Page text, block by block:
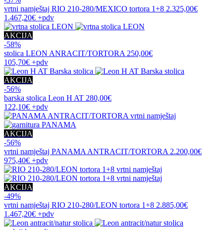
vrtni namještaj RIO 210-280/MEXICO tortora 1+8 2.325,00€
1.467,20€ +pdv
AKCIJA
-58%
stolica LEON ANRACIT/TORTORA 250,00€
105,70€ +pdv
AKCIJA
-56%
barska stolica Leon H AT 280,00€
122,10€ +pdv
AKCIJA
-56%
vrtni namještaj PANAMA ANTRACIT/TORTORA 2.200,00€
975,40€ +pdv
AKCIJA
-49%
vrtni namještaj RIO 210-280/LEON tortora 1+8 2.885,00€
1.467,20€ +pdv